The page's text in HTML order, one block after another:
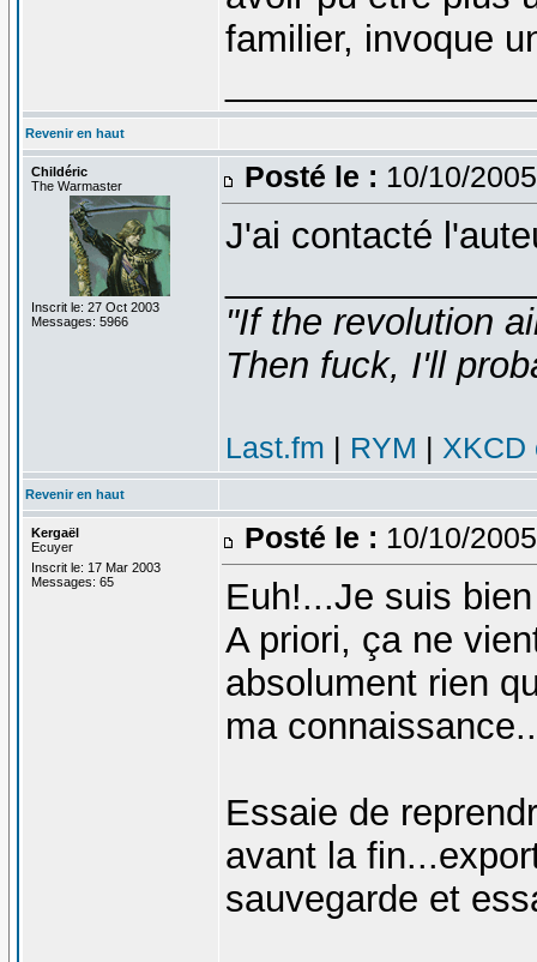
familier, invoque
Revenir en haut
Childéric
The Warmaster
Inscrit le: 27 Oct 2003
Messages: 5966
Posté le : 10/10/
J'ai contacté
"If the revolution
Then fuck, I'll
Last.fm | RYM | XKCD
Revenir en haut
Kergaël
Ecuyer
Inscrit le: 17 Mar 2003
Messages: 65
Posté le : 10/10/
Euh!...Je suis
A priori, ça ne
absolument rien
ma
Essaie de
avant la
sauvegarde et